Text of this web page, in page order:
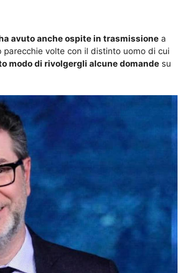
avuto anche ospite in trasmissione a
parecchie volte con il distinto uomo di cui
modo di rivolgergli alcune domande su